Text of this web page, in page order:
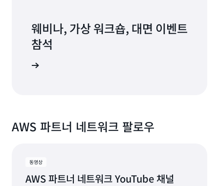
웨비나, 가상 워크숍, 대면 이벤트
참석
AWS 파트너 네트워크 팔로우
동영상
AWS 파트너 네트워크 YouTube 채널